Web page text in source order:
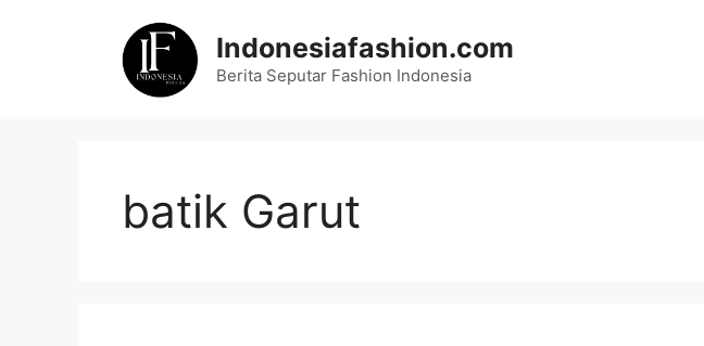
Indonesiafashion.com
Berita Seputar Fashion Indonesia
batik Garut